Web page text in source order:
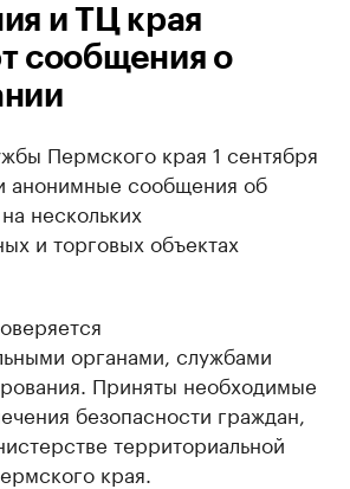
и ТЦ края
сообщения о
Пермского края 1 сентября
анонимные сообщения об
нескольких
и торговых объектах
органами, службами
Приняты необходимые
безопасности граждан,
территориальной
края.